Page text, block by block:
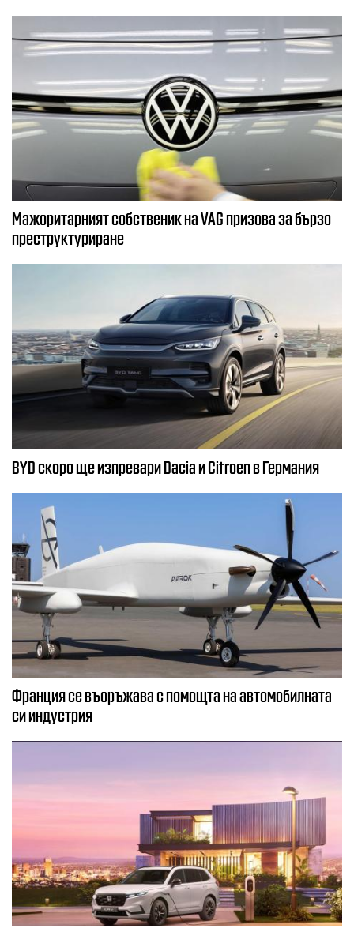
Мажоритарният собственик на VAG призова за бързо
преструктуриране
BYD скоро ще изпревари Dacia и Citroеn в Германия
Франция се въоръжава с помощта на автомобилната
си индустрия